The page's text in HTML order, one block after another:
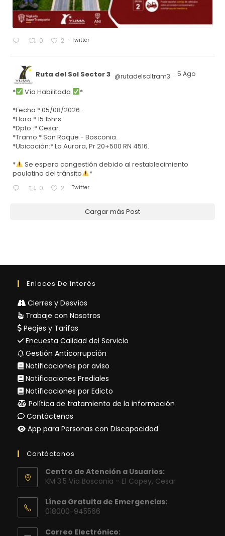
0 2 Twitter
Ruta del Sol Sector 3 @rutadelsoltram3 · 5 Ago
* Vía Habilitada
*
*Fecha:* 05/08/2026.
*Hora:* 15:15hrs.
*Dpto.:* Cesar.
*Tramo:* San Roque - Bosconia.
*Ubicación:* La Aurora, Pr 20+500 RN 4516.
*
Se espera congestión debido al restablecimiento
paulatino del tránsito
*
0 2 Twitter
Cargar más Post
Enlaces De Interés
Cierres y Desvíos
Trabaje con Nosotros
Peajes y Tarifas
Encuesta Calidad del Servicio
Gestión Anticorrupción
Notificaciones por aviso
Notificaciones Prediales
Notificaciones por Edicto
Política de tratamiento de la información
Contáctenos
App para Personas con Discapacidad
Contáctanos
Centro de Atención a Usuarios:
KM 3.5 Vía Bosconia - El Copey, Cesar
Línea Gratuita de Emergencias:
018000-945566
Correo Electrónico: